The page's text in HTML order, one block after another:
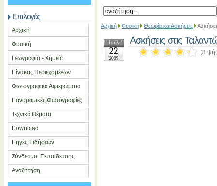
Επιλογές
Αρχική
Φυσική
Γεωγραφία - Χημεία
Πίνακας Περιεχομένων
Φωτογραφικά Αφιερώματα
Πανοραμικές Φωτογραφίες
Τεχνικά Θέματα
Download
Πηγές Ειδήσεων
Σύνδεσμοι Εκπαίδευσης
Αναζήτηση
Αρχική Φυσική Θεωρία και Ασκήσεις
Ιούλ
22
2009
Ασκήσεις στις
(3